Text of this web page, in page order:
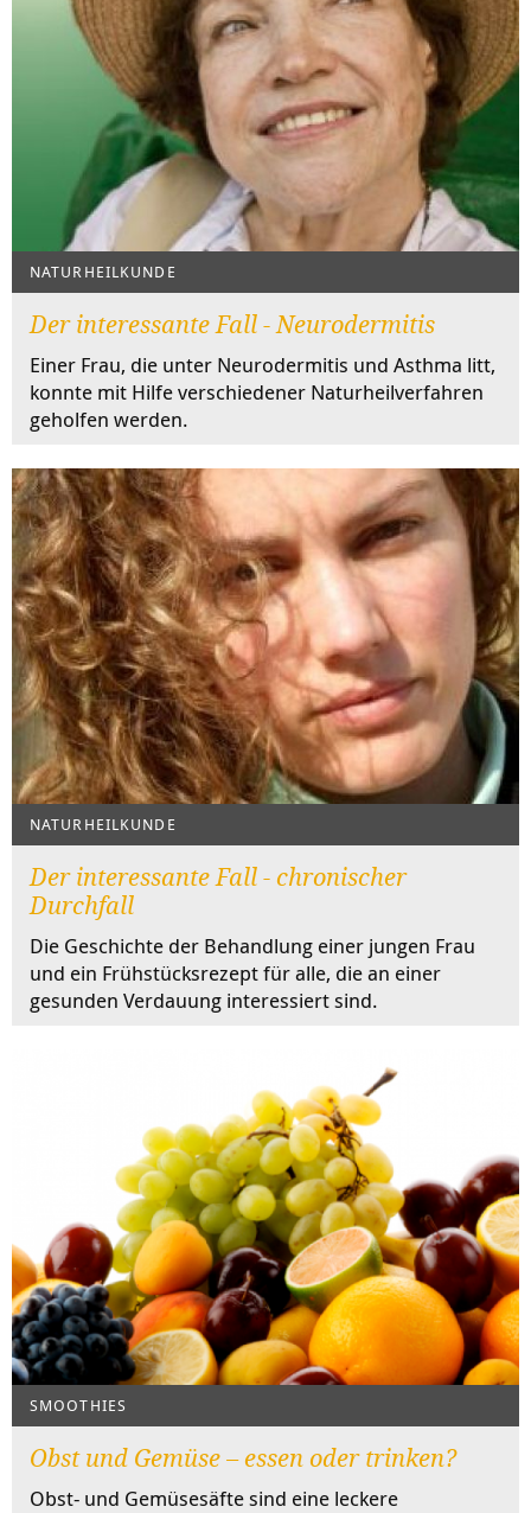
NATURHEILKUNDE
Der interessante Fall - Neurodermitis
Einer Frau, die unter Neurodermitis und Asthma litt,
konnte mit Hilfe verschiedener Naturheilverfahren
geholfen werden.
NATURHEILKUNDE
Der interessante Fall - chronischer
Durchfall
Die Geschichte der Behandlung einer jungen Frau
und ein Frühstücksrezept für alle, die an einer
gesunden Verdauung interessiert sind.
SMOOTHIES
Obst und Gemüse – essen oder trinken?
Obst- und Gemüsesäfte sind eine leckere